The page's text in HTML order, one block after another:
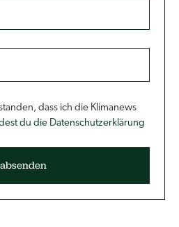
dass ich die Klimanews
du die Datenschutzerklärung